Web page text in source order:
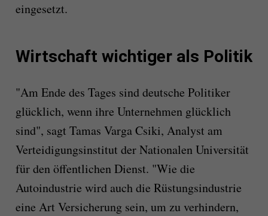
eingesetzt.
Wirtschaft wichtiger als Politik
"Am Ende des Tages sind deutsche Politiker
glücklich, wenn ihre Unternehmen glücklich
sind", sagt Tamas Varga Csiki, Analyst am
Verteidigungsinstitut der Nationalen Universität
für den öffentlichen Dienst. "Wie die
Autoindustrie wird auch die Rüstungsindustrie
eine Art Versicherung sein, um zu verhindern,